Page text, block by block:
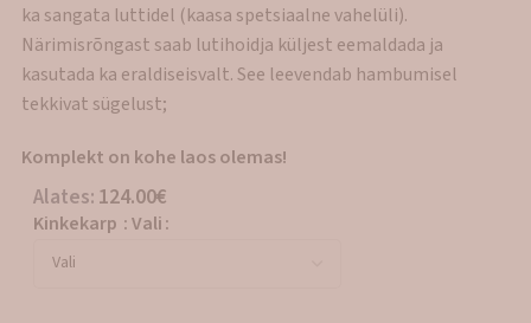
ka sangata luttidel (kaasa spetsiaalne vahelüli).
Närimisrõngast saab lutihoidja küljest eemaldada ja
kasutada ka eraldiseisvalt. See leevendab hambumisel
tekkivat sügelust;
Komplekt on kohe laos olemas!
Alates: 124.00€
Kinkekarp :Vali